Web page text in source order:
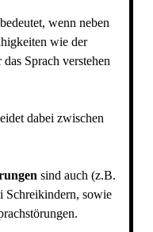
bedeutet, wenn neben
wie der
Sprach verstehen
dabei zwischen
sind auch (z.B.
Schreikindern, sowie